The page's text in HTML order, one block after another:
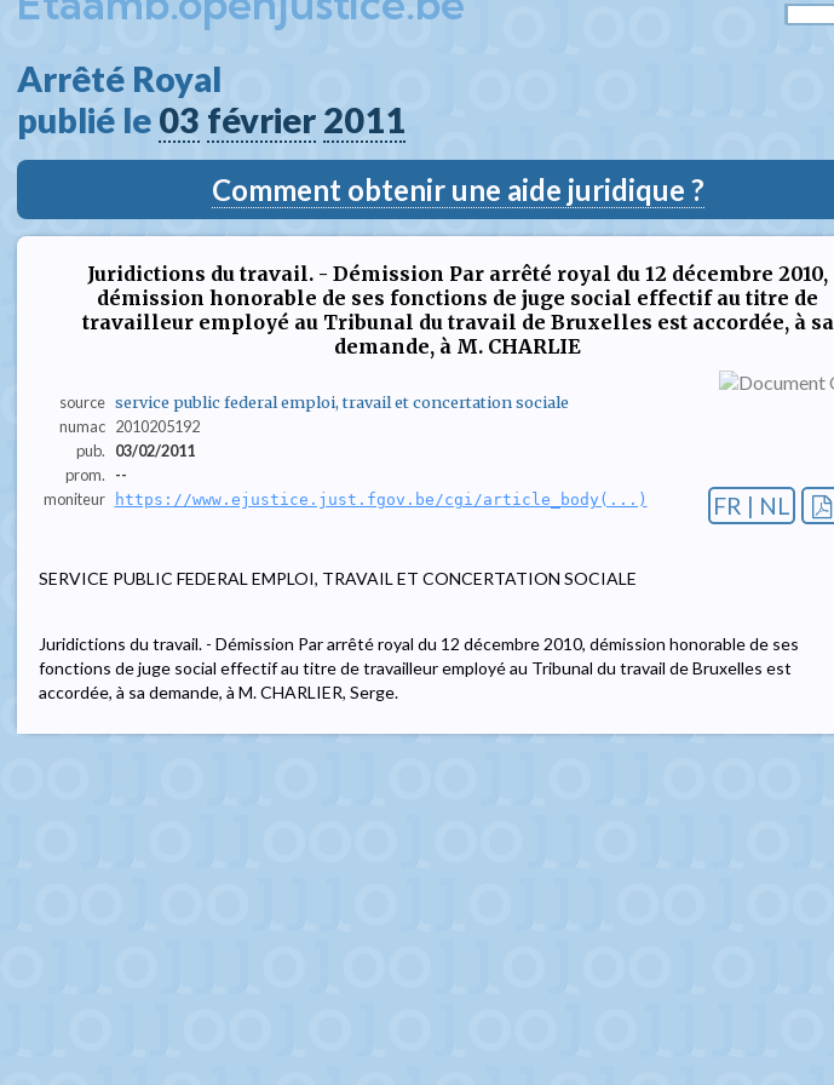
Arrêté Royal
publié le 03 février 2011
Comment obtenir une aide juridique ?
Juridictions du travail. - Démission Par arrêté royal du 12 décembre 2010,
démission honorable de ses fonctions de juge social effectif au titre de
travailleur employé au Tribunal du travail de Bruxelles est accordée, à sa
demande, à M. CHARLIE
source service public federal emploi, travail et concertation sociale
numac 2010205192
pub.
03/02/2011
prom.
--
moniteur
https://www.ejustice.just.fgov.be/cgi/article_body(...) FR | NL
SERVICE PUBLIC FEDERAL EMPLOI, TRAVAIL ET CONCERTATION SOCIALE
Juridictions du travail. - Démission Par arrêté royal du 12 décembre 2010, démission honorable de ses
fonctions de juge social effectif au titre de travailleur employé au Tribunal du travail de Bruxelles est
accordée, à sa demande, à M. CHARLIER, Serge.